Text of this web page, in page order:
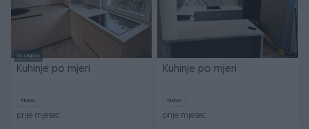
Dostupno
Kuhinje po mjeri
Novo
prije mjesec
Kuhinje po mjeri
Novo
prije mjesec